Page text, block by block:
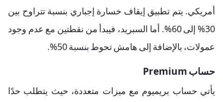
أمريكي. يتم تطبيق إيقاف خسارة إجباري بنسبة تتراوح بين
30% إلى 60%. أما السبريد، فيبدأ من نقطتين مع عدم وجود
عمولات، بالإضافة إلى هامش تحوط بنسبة 50%.
حساب Premium
يأتي حساب بريميوم مع ميزات متعددة، حيث يتطلب حدًا